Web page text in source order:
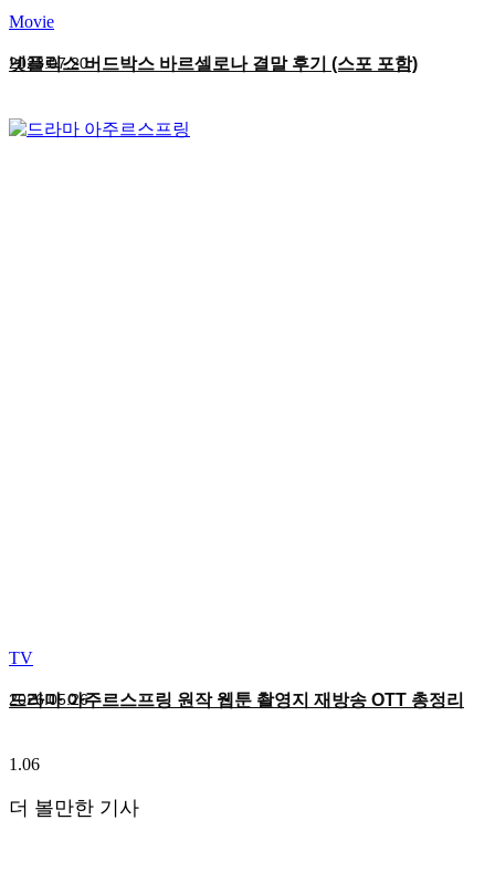
Movie
넷플릭스 버드박스 바르셀로나 결말 후기 (스포 포함)
2023.07.20
TV
드라마 아주르스프링 원작 웹툰 촬영지 재방송 OTT 총정리
2026.05.26
더 볼만한 기사